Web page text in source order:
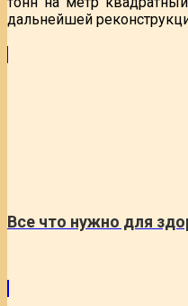
дальнейшей
Все что нужно для